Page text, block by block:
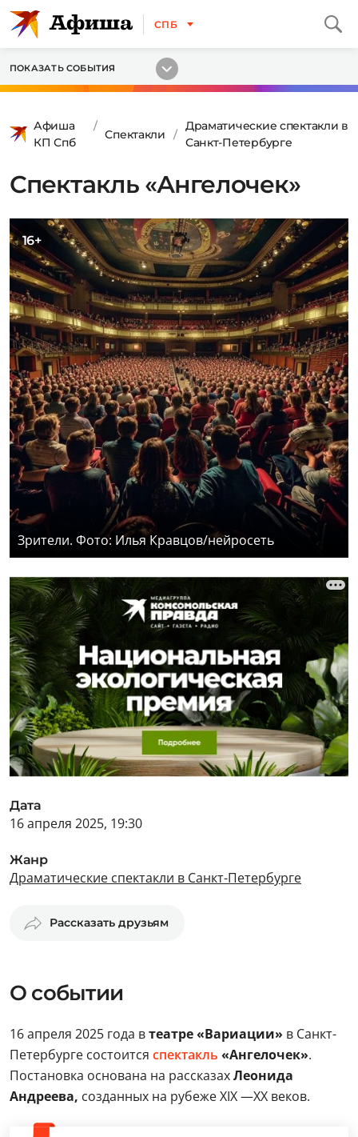
СПБ
ПОКАЗАТЬ СОБЫТИЯ
Афиша
КП Спб
Спектакли
Драматические спектакли в
Санкт-Петербурге
Спектакль «Ангелочек»
16+
Зрители. Фото: Илья Кравцов/нейросеть
Дата
16 апреля 2025, 19:30
Жанр
Драматические спектакли в Санкт-Петербурге
Рассказать друзьям
О событии
16 апреля 2025 года втеатре «Вариации» в Санкт-
Петербурге состоится спектакль «Ангелочек».
Постановка основана на рассказахЛеонида
Андреева, созданных на рубеже XIX —XX веков.